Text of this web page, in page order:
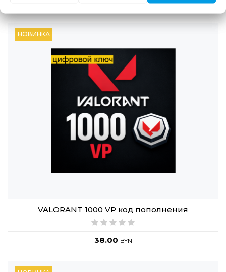
НОВИНКА
VALORANT 1000 VP код пополнения
38.00 BYN